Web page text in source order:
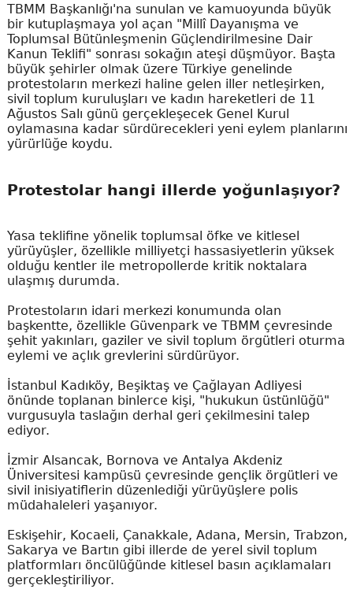
TBMM Başkanlığı'na sunulan ve kamuoyunda büyük
bir kutuplaşmaya yol açan "Millî Dayanışma ve
Toplumsal Bütünleşmenin Güçlendirilmesine Dair
Kanun Teklifi" sonrası sokağın ateşi düşmüyor. Başta
büyük şehirler olmak üzere Türkiye genelinde
protestoların merkezi haline gelen iller netleşirken,
sivil toplum kuruluşları ve kadın hareketleri de 11
Ağustos Salı günü gerçekleşecek Genel Kurul
oylamasına kadar sürdürecekleri yeni eylem planlarını
yürürlüğe koydu.
Protestolar hangi illerde yoğunlaşıyor?
Yasa teklifine yönelik toplumsal öfke ve kitlesel
yürüyüşler, özellikle milliyetçi hassasiyetlerin yüksek
olduğu kentler ile metropollerde kritik noktalara
ulaşmış durumda.
Protestoların idari merkezi konumunda olan
başkentte, özellikle Güvenpark ve TBMM çevresinde
şehit yakınları, gaziler ve sivil toplum örgütleri oturma
eylemi ve açlık grevlerini sürdürüyor.
İstanbul Kadıköy, Beşiktaş ve Çağlayan Adliyesi
önünde toplanan binlerce kişi, "hukukun üstünlüğü"
vurgusuyla taslağın derhal geri çekilmesini talep
ediyor.
İzmir Alsancak, Bornova ve Antalya Akdeniz
Üniversitesi kampüsü çevresinde gençlik örgütleri ve
sivil inisiyatiflerin düzenlediği yürüyüşlere polis
müdahaleleri yaşanıyor.
Eskişehir, Kocaeli, Çanakkale, Adana, Mersin, Trabzon,
Sakarya ve Bartın gibi illerde de yerel sivil toplum
platformları öncülüğünde kitlesel basın açıklamaları
gerçekleştiriliyor.